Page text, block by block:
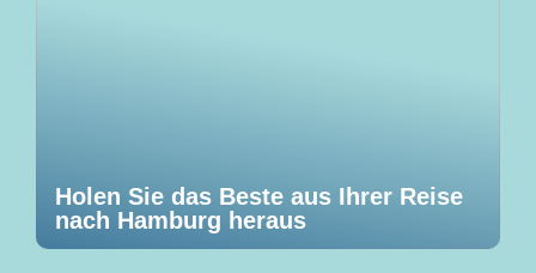
Holen Sie das Beste aus Ihrer Reise
nach Hamburg heraus